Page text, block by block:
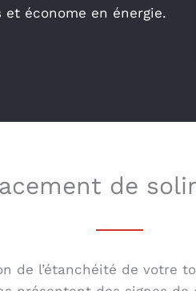
économe en énergie.
de
de l’étanchéité de votre